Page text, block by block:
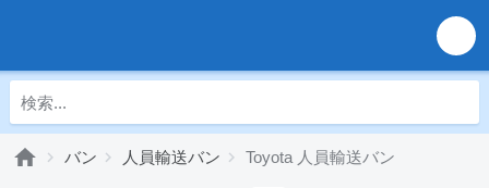
バン 人員輸送バン Toyota 人員輸送バン